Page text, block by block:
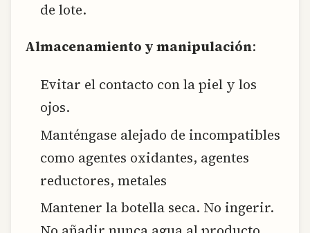
de lote.
Almacenamiento y manipulación:
Evitar el contacto con la piel y los
ojos.
Manténgase alejado de incompatibles
como agentes oxidantes, agentes
reductores, metales
Mantener la botella seca. No ingerir.